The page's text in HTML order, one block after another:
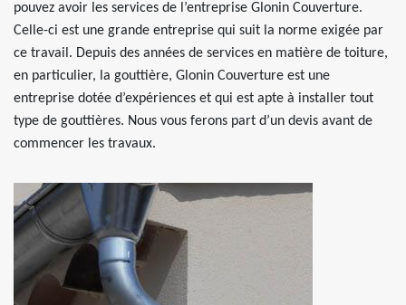
pouvez avoir les services de l’entreprise Glonin Couverture.
Celle-ci est une grande entreprise qui suit la norme exigée par
ce travail. Depuis des années de services en matière de toiture,
en particulier, la gouttière, Glonin Couverture est une
entreprise dotée d’expériences et qui est apte à installer tout
type de gouttières. Nous vous ferons part d’un devis avant de
commencer les travaux.